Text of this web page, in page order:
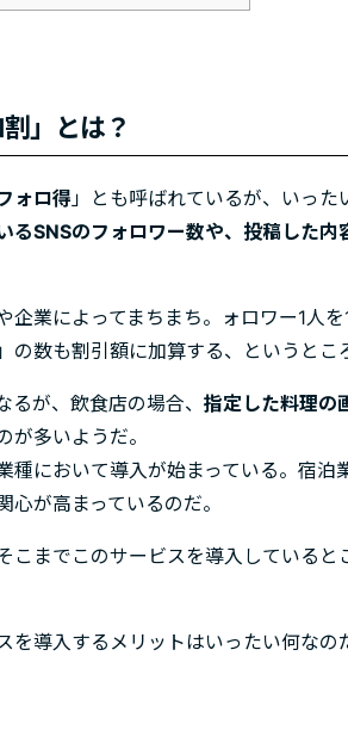
」とは？
ォロ得」とも呼ばれているが、いっ
るSNSのフォロワー数や、投稿した
企業によってまちまち。ォロワー1人
の数も割引額に加算する、というとこ
るが、飲食店の場合、指定した料理の
が多いようだ。
種において導入が始まっている。宿泊
が高まっているのだ。
こまでこのサービスを導入していると
を導入するメリットはいったい何なの